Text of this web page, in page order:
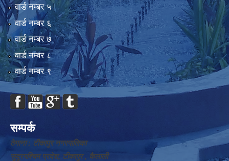
वार्ड न‌म्बर ५
वार्ड न‌म्बर ६
वार्ड न‌म्बर ७
वार्ड न‌म्बर ८
वार्ड न‌म्बर ९
सम्पर्क
ठेगाना : टीकापुर नगरपालिका
सुदूरपश्चिम प्रदेश, टीकापुर , कैलाली